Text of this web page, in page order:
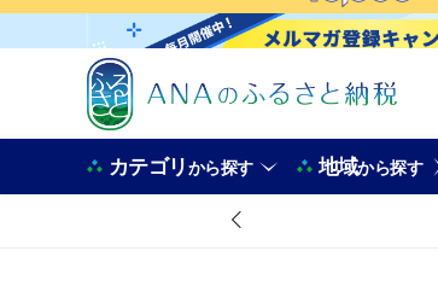
カテゴリから探す 地域から探す